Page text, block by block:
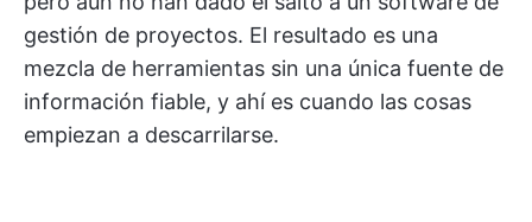
gestión de proyectos. El resultado es una
mezcla de herramientas sin una única fuente de
información fiable, y ahí es cuando las cosas
empiezan a descarrilarse.